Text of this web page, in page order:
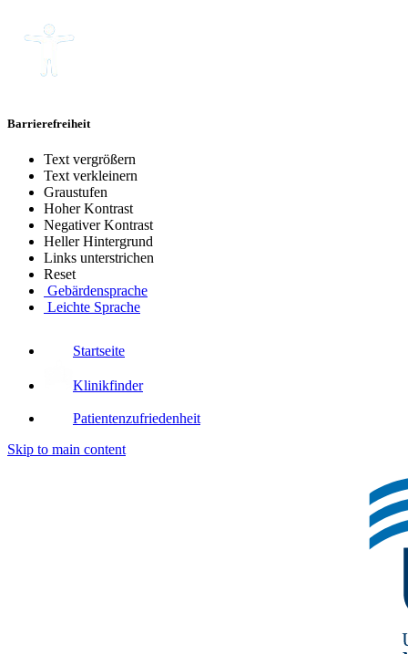
Barrierefreiheit
Text vergrößern
Text verkleinern
Graustufen
Hoher Kontrast
Negativer Kontrast
Heller Hintergrund
Links unterstrichen
Reset
Gebärdensprache
Leichte Sprache
Startseite
Klinikfinder
Patientenzufriedenheit
Skip to main content